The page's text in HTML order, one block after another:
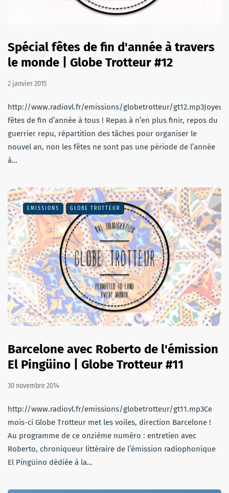
Spécial fêtes de fin d'année à travers
le monde | Globe Trotteur #12
2 janvier 2015
http://www.radiovl.fr/emissions/globetrotteur/
fêtes de fin d’année à tous ! Repas à n’en plus finir, repos du
guerrier repu, répartition des tâches pour organiser le
nouvel an, non les fêtes ne sont pas une période de l’année
à…
EMISSIONS GLOBE TROTTEUR
Barcelone avec Roberto de l'émission
El Pingüino | Globe Trotteur #11
30 novembre 2014
http://www.radiovl.fr/emissions/globetrotteur/gt11.mp3Ce
mois-ci Globe Trotteur met les voiles, direction Barcelone !
Au programme de ce onzième numéro : entretien avec
Roberto, chroniqueur littéraire de l’émission radiophonique
El Pingüino dédiée à la…